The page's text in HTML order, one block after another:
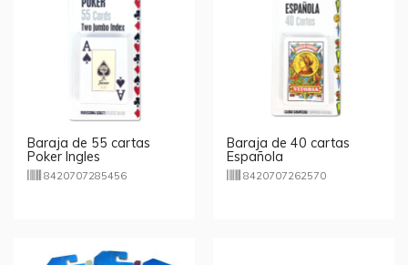
Baraja de 55 cartas
Poker Ingles
8420707285456
Baraja de 40 cartas
Española
8420707262570